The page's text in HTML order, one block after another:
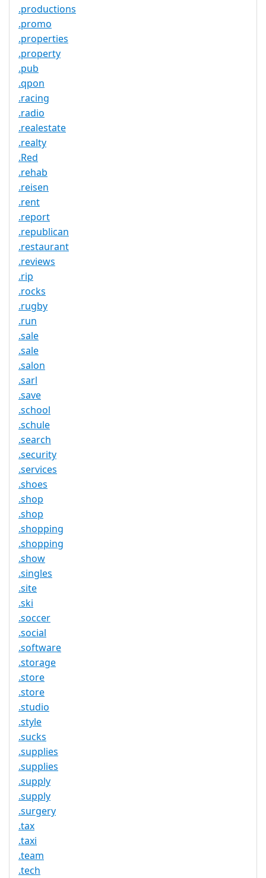
.productions
.promo
.properties
.property
.pub
.qpon
.racing
.radio
.realestate
.realty
.Red
.rehab
.reisen
.rent
.report
.republican
.restaurant
.reviews
.rip
.rocks
.rugby
.run
.sale
.sale
.salon
.sarl
.save
.school
.schule
.search
.security
.services
.shoes
.shop
.shop
.shopping
.shopping
.show
.singles
.site
.ski
.soccer
.social
.software
.storage
.store
.store
.studio
.style
.sucks
.supplies
.supplies
.supply
.supply
.surgery
.tax
.taxi
.team
.tech